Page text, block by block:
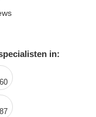
in: